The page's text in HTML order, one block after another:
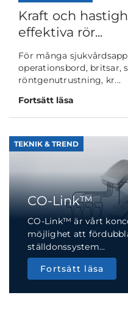
Kraft och
effektiva rör...
För många
operationsbord, britsar,
röntgenutrustning, kr...
Fortsätt läsa
TEKNIK & TREND
CO-Link™
CO-Link™ är vårt
möjlighet att
ställdonssystem...
Fortsätt läsa